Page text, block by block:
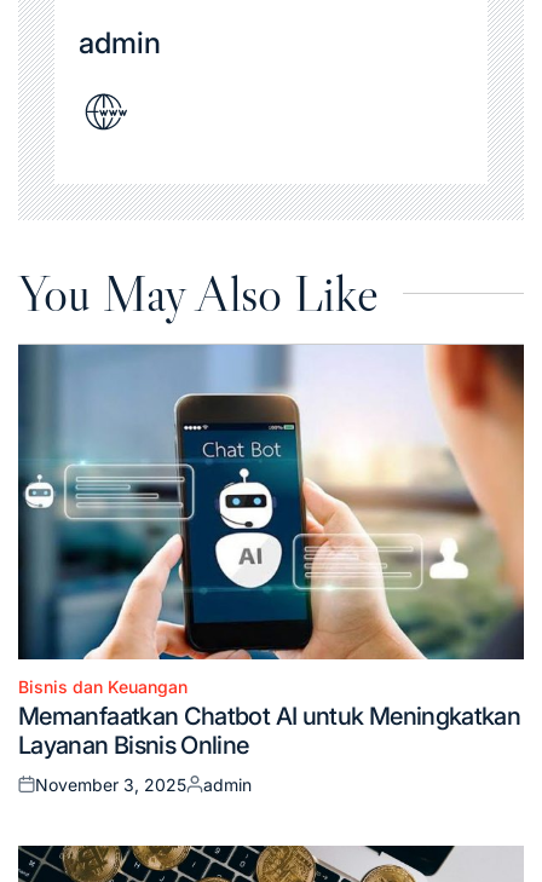
admin
You May Also Like
Posted
in
Bisnis dan Keuangan
Memanfaatkan Chatbot AI untuk Meningkatkan
Layanan Bisnis Online
Posted
November 3, 2025
Posted
admin